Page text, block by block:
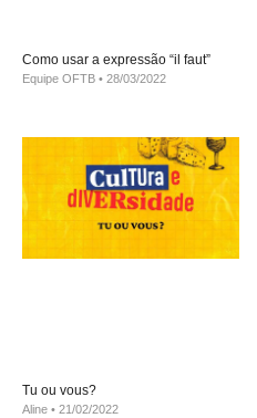
Como usar a expressão “il faut”
Equipe OFTB 28/03/2022
Tu ou vous?
Aline 21/02/2022